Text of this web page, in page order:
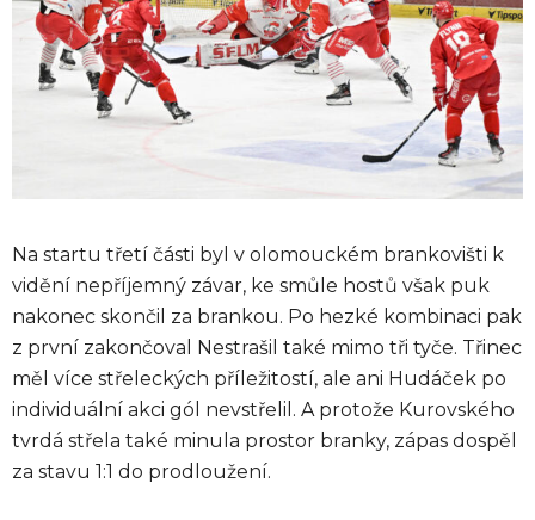
Na startu třetí části byl v olomouckém brankovišti k
vidění nepříjemný závar, ke smůle hostů však puk
nakonec skončil za brankou. Po hezké kombinaci pak
z první zakončoval Nestrašil také mimo tři tyče. Třinec
měl více střeleckých příležitostí, ale ani Hudáček po
individuální akci gól nevstřelil. A protože Kurovského
tvrdá střela také minula prostor branky, zápas dospěl
za stavu 1:1 do prodloužení.